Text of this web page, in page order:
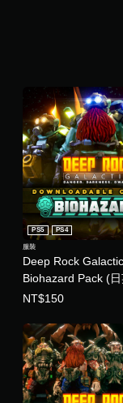
Deep Rock
Biohazard Pack (
PS5 PS4
服裝
NT$150